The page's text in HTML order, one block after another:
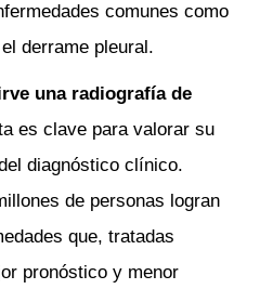
comunes como
derrame pleural.
una radiografía de
es clave para valorar su
diagnóstico clínico.
de personas logran
que, tratadas
pronóstico y menor